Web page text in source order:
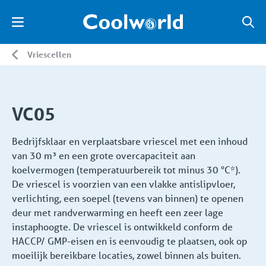
Vriescellen
VC05
Bedrijfsklaar en verplaatsbare vriescel met een inhoud
van 30 m³ en een grote overcapaciteit aan
koelvermogen (temperatuurbereik tot minus 30 °C*).
De vriescel is voorzien van een vlakke antislipvloer,
verlichting, een soepel (tevens van binnen) te openen
deur met randverwarming en heeft een zeer lage
instaphoogte. De vriescel is ontwikkeld conform de
HACCP/ GMP-eisen en is eenvoudig te plaatsen, ook op
moeilijk bereikbare locaties, zowel binnen als buiten.